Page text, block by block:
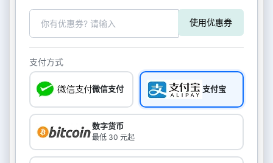
使用优惠券
支付方式
微信支付 支付宝
数字货币
最低 30 元起